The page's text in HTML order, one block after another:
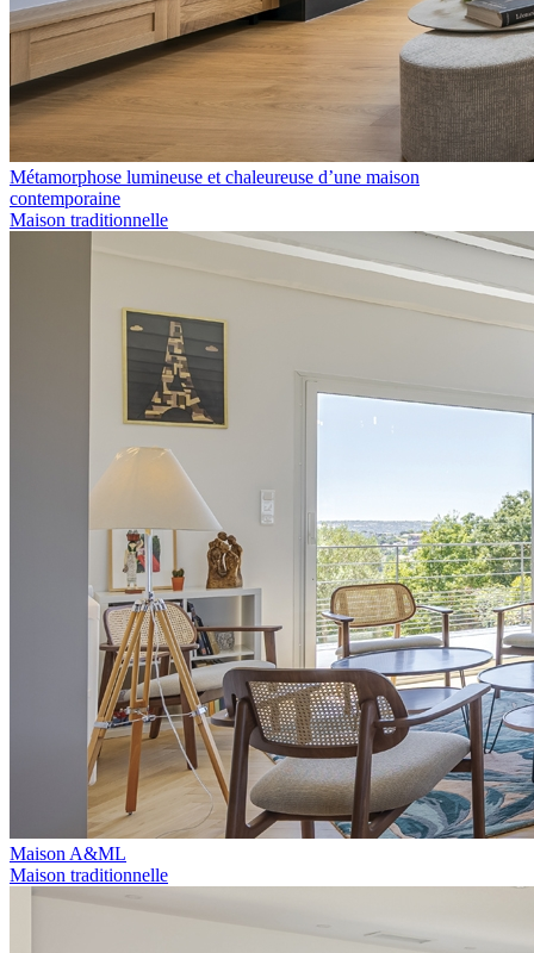
Métamorphose lumineuse et chaleureuse d’une maison
contemporaine
Maison traditionnelle
Maison A&ML
Maison traditionnelle